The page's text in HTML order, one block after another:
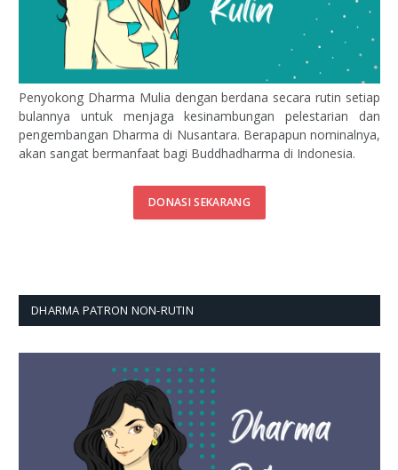
Penyokong Dharma Mulia dengan berdana secara rutin setiap
bulannya untuk menjaga kesinambungan pelestarian dan
pengembangan Dharma di Nusantara. Berapapun nominalnya,
akan sangat bermanfaat bagi Buddhadharma di Indonesia.
DONASI SEKARANG
DHARMA PATRON NON-RUTIN